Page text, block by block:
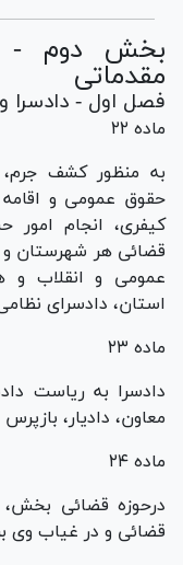
بخش دوم -
مقدماتی
فصل اول - دادسرا
ماده ۲۲
به منظور کشف
حقوق عمومی و اقامه
کیفری، انجام امور
قضائی هر شهرستان و
عمومی و انقلاب و
استان، دادسرای
ماده ۲۳
دادسرا به ریاست
معاون، دادیار،
ماده ۲۴
درحوزه قضائی
قضائی و در غیاب وی